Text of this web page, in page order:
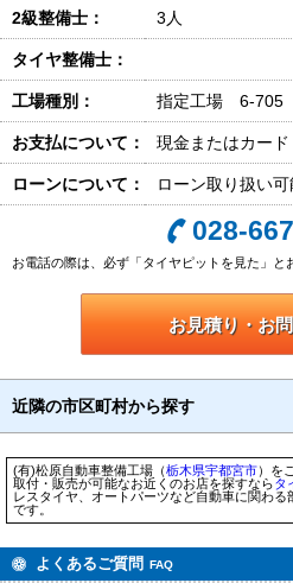
2級整備士： 3人
タイヤ整備士：
工場種別： 指定工場 6-705
お支払について： 現金またはカード
ローンについて： ローン取り扱い可
028-
お電話の際は、必ず「タイヤピットを見た」と
お見積り・お
近隣の市区町村から探す
(有)松原自動車整備工場（栃木県宇都宮市）を
取付・販売が可能なお近くのお店を探すならタ
レスタイヤ、オートパーツなど自動車に関わ
です。
よくあるご質問 FAQ